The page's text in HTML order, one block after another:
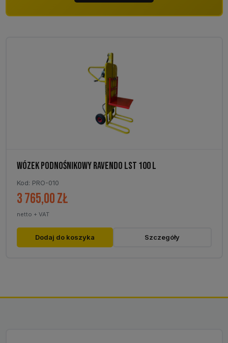
WÓZEK PODNOŚNIKOWY RAVENDO LST 100 L
Kod: PRO-010
3 765,00zł
netto + VAT
Dodaj do koszyka Szczegóły